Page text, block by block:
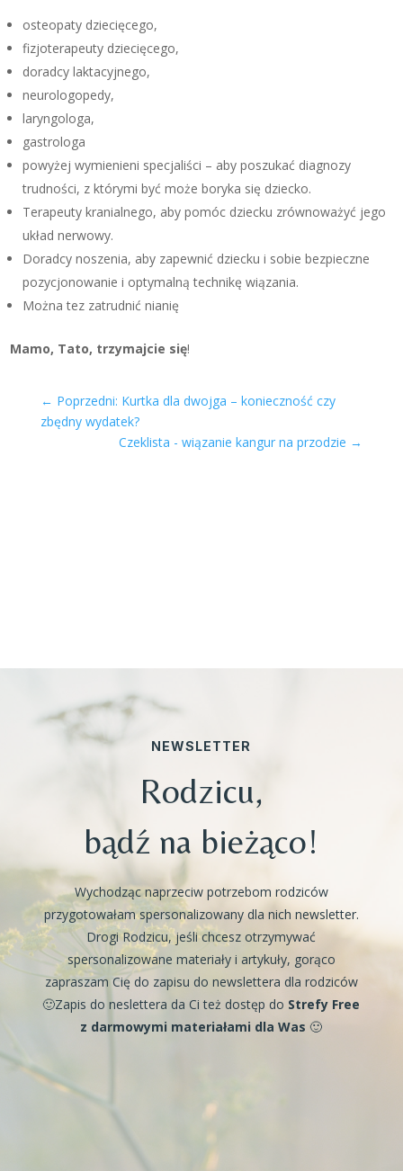
osteopaty dziecięcego,
fizjoterapeuty dziecięcego,
doradcy laktacyjnego,
neurologopedy,
laryngologa,
gastrologa
powyżej wymienieni specjaliści – aby poszukać diagnozy
trudności, z którymi być może boryka się dziecko.
Terapeuty kranialnego, aby pomóc dziecku zrównoważyć jego
układ nerwowy.
Doradcy noszenia, aby zapewnić dziecku i sobie bezpieczne
pozycjonowanie i optymalną technikę wiązania.
Można tez zatrudnić nianię
Mamo, Tato, trzymajcie się!
← Poprzedni: Kurtka dla dwojga – konieczność czy
zbędny wydatek?
Czeklista - wiązanie kangur na przodzie →
NEWSLETTER
Rodzicu,
bądź na bieżąco!
Wychodząc naprzeciw potrzebom rodziców
przygotowałam spersonalizowany dla nich newsletter.
Drogi Rodzicu, jeśli chcesz otrzymywać
spersonalizowane materiały i artykuły, gorąco
zapraszam Cię do zapisu do newslettera dla rodziców
🙂Zapis do neslettera da Ci też dostęp do Strefy Free
z darmowymi materiałami dla Was 🙂